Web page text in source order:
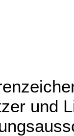
und